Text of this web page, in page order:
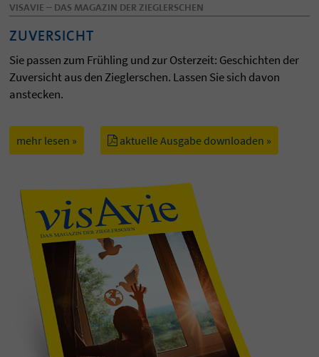
VISAVIE – DAS MAGAZIN DER ZIEGLERSCHEN
ZUVERSICHT
Sie passen zum Frühling und zur Osterzeit: Geschichten der
Zuversicht aus den Zieglerschen. Lassen Sie sich davon
anstecken.
mehr lesen » aktuelle Ausgabe downloaden »